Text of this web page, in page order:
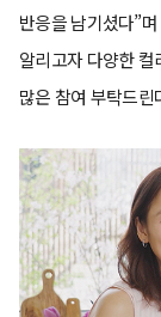
반응을 남기셨다”
알리고자 다양한
많은 참여 부탁드린